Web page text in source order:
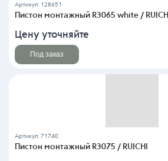
Артикул: 128651
Пистон монтажный R3065 white / RUICHI
Цену уточняйте
Под заказ
Артикул: 71740
Пистон монтажный R3075 / RUICHI